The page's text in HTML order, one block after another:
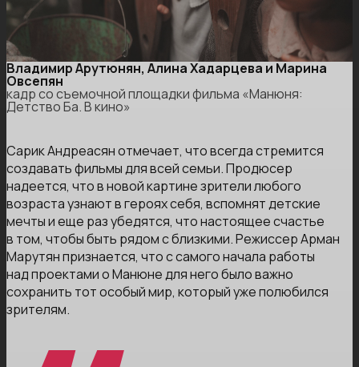
Владимир Арутюнян, Алина Хадарцева и Марина
Овсепян
кадр со съемочной площадки фильма «Манюня:
Детство Ба. В кино»
Сарик Андреасян отмечает, что всегда стремится
создавать фильмы для всей семьи. Продюсер
надеется, что в новой картине зрители любого
возраста узнают в героях себя, вспомнят детские
мечты и еще раз убедятся, что настоящее счастье
в том, чтобы быть рядом с близкими. Режиссер Арман
Марутян признается, что с самого начала работы
над проектами о Манюне для него было важно
сохранить тот особый мир, который уже полюбился
зрителям.